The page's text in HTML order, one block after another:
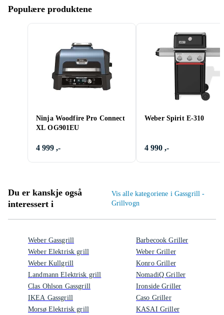
Populære produktene
Ninja Woodfire Pro Connect
XL OG901EU
4 999 ,-
Weber Spirit E-310
4 990 ,-
Du er kanskje også
interessert i
Vis alle kategoriene i Gassgrill -
Grillvogn
Weber Gassgrill
Weber Elektrisk grill
Weber Kullgrill
Landmann Elektrisk grill
Clas Ohlson Gassgrill
IKEA Gassgrill
Morsø Elektrisk grill
Barbecook Griller
Weber Griller
Konro Griller
NomadiQ Griller
Ironside Griller
Caso Griller
KASAI Griller